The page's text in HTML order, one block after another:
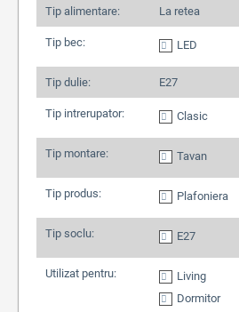
Tip alimentare: La retea
Tip bec: LED
Tip dulie: E27
Tip intrerupator: Clasic
Tip montare: Tavan
Tip produs: Plafoniera
Tip soclu: E27
Utilizat pentru:
Living
Dormitor